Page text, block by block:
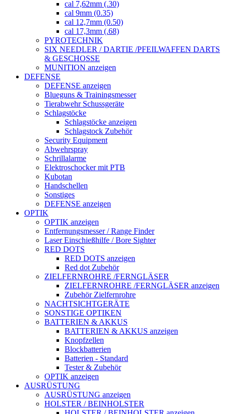
cal 7,62mm (.30)
cal 9mm (0.35)
cal 12,7mm (0.50)
cal 17,3mm (.68)
PYROTECHNIK
SIX NEEDLER / DARTIE /PFEILWAFFEN DARTS
& GESCHOSSE
MUNITION anzeigen
DEFENSE
DEFENSE anzeigen
Blueguns & Trainingsmesser
Tierabwehr Schussgeräte
Schlagstöcke
Schlagstöcke anzeigen
Schlagstock Zubehör
Security Equipment
Abwehrspray
Schrillalarme
Elektroschocker mit PTB
Kubotan
Handschellen
Sonstiges
DEFENSE anzeigen
OPTIK
OPTIK anzeigen
Entfernungsmesser / Range Finder
Laser Einschießhilfe / Bore Sighter
RED DOTS
RED DOTS anzeigen
Red dot Zubehör
ZIELFERNROHRE /FERNGLÄSER
ZIELFERNROHRE /FERNGLÄSER anzeigen
Zubehör Zielfernrohre
NACHTSICHTGERÄTE
SONSTIGE OPTIKEN
BATTERIEN & AKKUS
BATTERIEN & AKKUS anzeigen
Knopfzellen
Blockbatterien
Batterien - Standard
Tester & Zubehör
OPTIK anzeigen
AUSRÜSTUNG
AUSRÜSTUNG anzeigen
HOLSTER / BEINHOLSTER